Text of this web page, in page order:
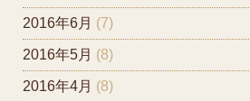
2016年6月 (7)
2016年5月 (8)
2016年4月 (8)